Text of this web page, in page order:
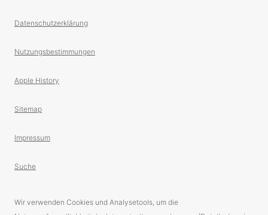
Datenschutzerklärung
Nutzungsbestimmungen
Apple History
Sitemap
Impressum
Suche
Wir verwenden Cookies und Analysetools, um die